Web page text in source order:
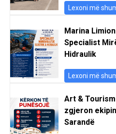
Lexoni më
Marina
Specialist
Hidraulik
Lexoni më
Art &
zgjeron
Sarandë